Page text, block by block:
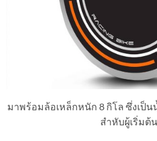
มาพร้อมล้อเหล็กหนัก 8 กิโล ซึ่งเป็
สำหับผู้เริ่มต้